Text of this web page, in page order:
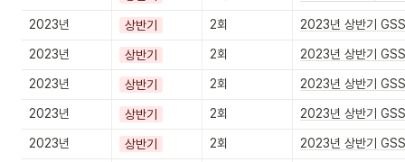
2023년 상반기 2회 2023년 상반기
2023년 상반기 2회 2023년 상반기
2023년 상반기 2회 2023년 상반기
2023년 상반기 2회 2023년 상반기
2023년 상반기 2회 2023년 상반기